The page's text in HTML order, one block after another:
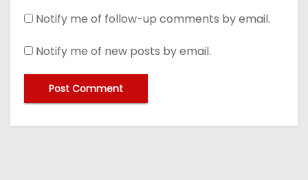
Notify me of follow-up comments by email.
Notify me of new posts by email.